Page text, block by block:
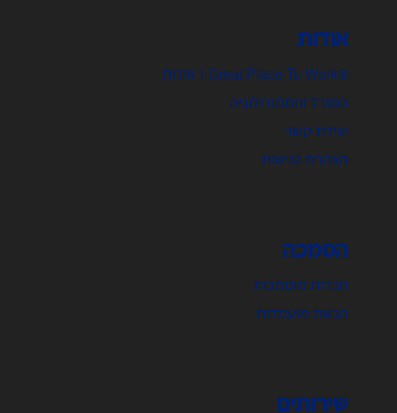
אודות
®Great Place To Work | אודות
המודל והמתודולוגיה
יצירת קשר
הצהרת נגישות
הסמכה
חברות מוסמכות
הגשת מועמדות
שירותים